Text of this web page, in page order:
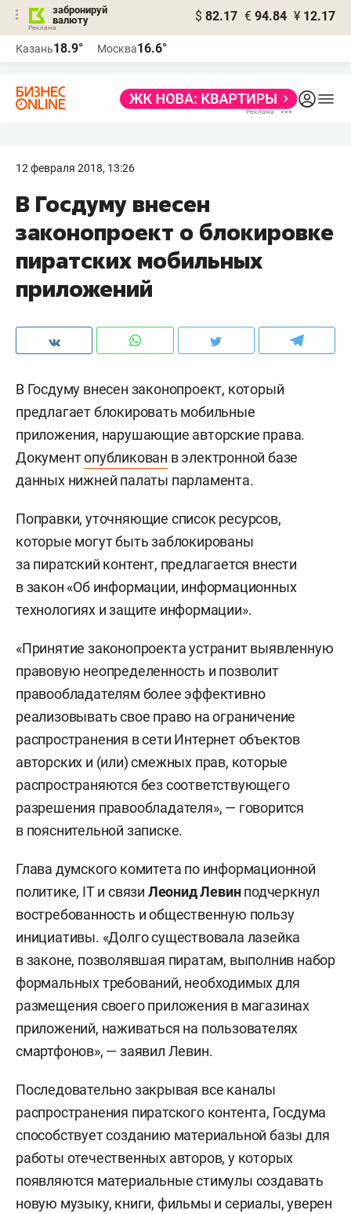
забронируй
валюту
$ 82.17 € 94.84 ¥ 12.17
Казань18.9° Москва16.6°
12 февраля 2018, 13:26
В Госдуму внесен
законопроект о блокировке
пиратских мобильных
приложений
В Госдуму внесен законопроект, который
предлагает блокировать мобильные
приложения, нарушающие авторские права.
Документопубликован в электронной базе
данных нижней палаты парламента.
Поправки, уточняющие список ресурсов,
которые могут быть заблокированы
за пиратский контент, предлагается внести
в закон «Об информации, информационных
технологиях и защите информации».
«Принятие законопроекта устранит выявленную
правовую неопределенность и позволит
правообладателям более эффективно
реализовывать свое право на ограничение
распространения в сети Интернет объектов
авторских и (или) смежных прав, которые
распространяются без соответствующего
разрешения правообладателя», — говорится
в пояснительной записке.
Глава думского комитета по информационной
политике, IТ и связи Леонид Левинподчеркнул
востребованность и общественную пользу
инициативы. «Долго существовала лазейка
в законе, позволявшая пиратам, выполнив набор
формальных требований, необходимых для
размещения своего приложения в магазинах
приложений, наживаться на пользователях
смартфонов», — заявил Левин.
Последовательно закрывая все каналы
распространения пиратского контента, Госдума
способствует созданию материальной базы для
работы отечественных авторов, у которых
появляются материальные стимулы создавать
новую музыку, книги, фильмы и сериалы, уверен